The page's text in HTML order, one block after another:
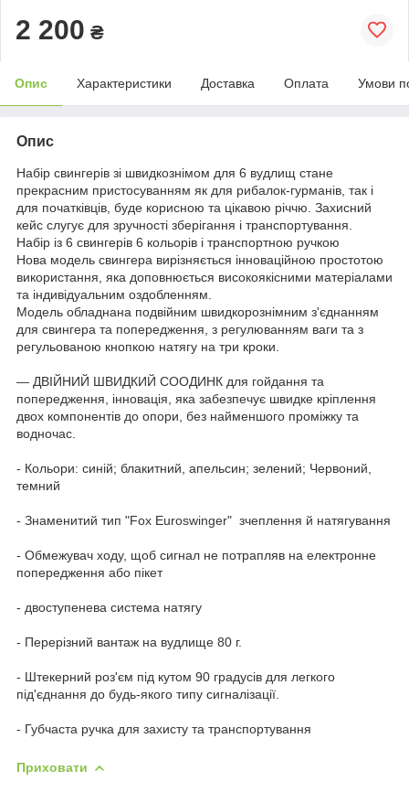
2 200 ₴
Опис Характеристики Доставка Оплата Умови
Опис
Набір свингерів зі швидкознімом для 6 вудлищ стане
прекрасним пристосуванням як для рибалок-гурманів, так і
для початківців, буде корисною та цікавою річчю. Захисний
кейс слугує для зручності зберігання і транспортування.
Набір із 6 свингерів 6 кольорів і транспортною ручкою
Нова модель свингера вирізняється інноваційною простотою
використання, яка доповнюється високоякісними матеріалами
та індивідуальним оздобленням.
Модель обладнана подвійним швидкорознімним з'єднанням
для свингера та попередження, з регулюванням ваги та з
регульованою кнопкою натягу на три кроки.
— ДВІЙНИЙ ШВИДКИЙ СООДИНК для гойдання та
попередження, інновація, яка забезпечує швидке кріплення
двох компонентів до опори, без найменшого проміжку та
водночас.
- Кольори: синій; блакитний, апельсин; зелений; Червоний,
темний
- Знаменитий тип "Fox Euroswinger" зчеплення й натягування
- Обмежувач ходу, щоб сигнал не потрапляв на електронне
попередження або пікет
- двоступенева система натягу
- Перерізний вантаж на вудлище 80 г.
- Штекерний роз'єм під кутом 90 градусів для легкого
під'єднання до будь-якого типу сигналізації.
- Губчаста ручка для захисту та транспортування
Приховати